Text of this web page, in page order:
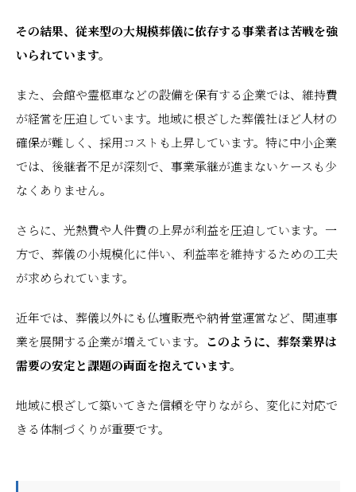
その結果、従来型の大規模葬儀に依存する事業者は苦戦を強
いられています。
また、会館や霊柩車などの設備を保有する企業では、維持費
が経営を圧迫しています。地域に根ざした葬儀社ほど人材の
確保が難しく、採用コストも上昇しています。特に中小企業
では、後継者不足が深刻で、事業承継が進まないケースも少
なくありません。
さらに、光熱費や人件費の上昇が利益を圧迫しています。一
方で、葬儀の小規模化に伴い、利益率を維持するための工夫
が求められています。
近年では、葬儀以外にも仏壇販売や納骨堂運営など、関連事
業を展開する企業が増えています。 このように、葬祭業界は
需要の安定と課題の両面を抱えています。
地域に根ざして築いてきた信頼を守りながら、変化に対応で
きる体制づくりが重要です。